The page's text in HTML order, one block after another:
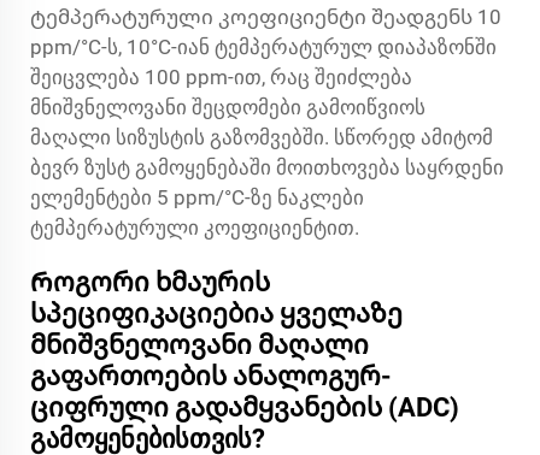
ტემპერატურული კოეფიციენტი შეადგენს 10
ppm/°C-ს, 10°C-იან ტემპერატურულ დიაპაზონში
შეიცვლება 100 ppm-ით, რაც შეიძლება
მნიშვნელოვანი შეცდომები გამოიწვიოს
მაღალი სიზუსტის გაზომვებში. სწორედ ამიტომ
ბევრ ზუსტ გამოყენებაში მოითხოვება საყრდენი
ელემენტები 5 ppm/°C-ზე ნაკლები
ტემპერატურული კოეფიციენტით.
Როგორი ხმაურის
სპეციფიკაციებია ყველაზე
მნიშვნელოვანი მაღალი
გაფართოების ანალოგურ-
ციფრული გადამყვანების (ADC)
გამოყენებისთვის?